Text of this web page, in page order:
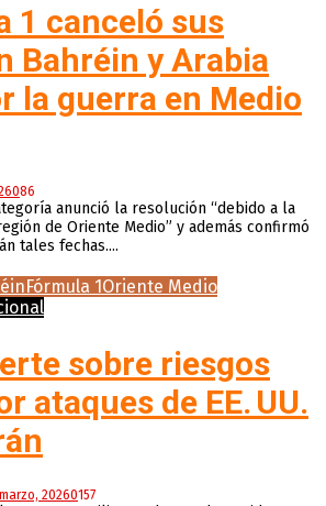
1 canceló sus
Bahréin y Arabia
la guerra en Medio
086
anunció la resolución “debido a la
de Oriente Medio” y además confirmó
tales fechas....
Fórmula 1Oriente Medio
sobre riesgos
ataques de EE. UU.
20260157